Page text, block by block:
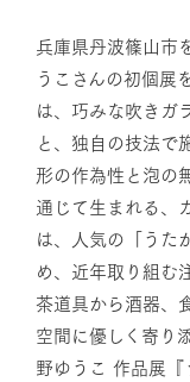
兵庫県丹波篠山市
うこさんの初個展
は、巧みな吹きガ
と、独自の技法で
形の作為性と泡の
通じて生まれる、
は、人気の「うた
め、近年取り組む
茶道具から酒器、
空間に優しく寄り
野ゆうこ 作品展